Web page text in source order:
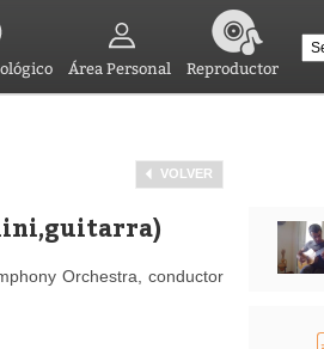
Área Personal Reproductor
VOLVER
Orchestra, conductor